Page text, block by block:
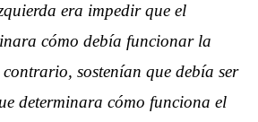
era impedir que el
cómo debía funcionar la
sostenían que debía ser
determinara cómo funciona el